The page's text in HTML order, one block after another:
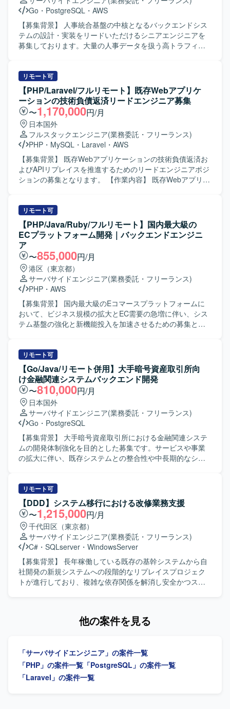
Go ・ PostgreSQL ・ AWS
【募集背景】 人事統合基盤の中核となるバックエンドシス
テムの設計・実装をリードいただけるシニアエンジニアを
募集しております。大量の人事データを扱う高トラフィッ
のバックエンドAPI設計・実装（高トラフィック・大規模デ
ータ対応）を行っていただきます。Webhookなどの到達保
証を伴う非同期連携を含むマイクロサービス間連携の設
計・実装を担当していただきます。SQSやEventBridgeなど
を用いたメッセージキュー・イベント駆動アーキテクチャ
の導入を進めていただきます。10万件規模のCSV入出力な
ど、大量データを扱う非同期Worker構成の設計・実装を行
っていただきます。AWS環境におけるECS、RDS、
ElastiCache、SQSなどを利用したインフラ構築・運用を担
当していただきます。パフォーマンスチューニングや負荷
試験の実施、社員エンジニアへのアーキテクチャ説明や技
す。アーキテクチャの意図や設計判断をわかりやすく説
明・展開できる方を歓迎いたします。トレードオフを整理
しながら現実的な意思決定ができる方や、初期フェーズか
ら長期運用を見据えた拡張性ある設計ができる方にご参画
いただきたいと考えております。 【ポジションの魅力】 高
トラフィックかつ大量データを扱う人事統合基盤の中核シ
ステムにおいて、アーキテクチャ設計から実装、運用まで
一貫して携わることができます。マイクロサービス間連携
やイベント駆動アーキテクチャなどの先進的な技術要素を
活用しながら、長期的なプロジェクトに深く関与していた
だけます。社員エンジニアへの技術展開を通じて、組織全
体の技術力向上にも影響を与えられる環境です。 【開発環
EventBridge、Lambdaなどを利用いたします。データベー
スはRDB（PostgreSQLやAurora MySQLなど）およびRedis
を用いて構成されております。GitHub、Slack、Backlogな
どのツールを利用し、AIアシスタントとしてClaude
Code（Anthropic）を開発・業務に積極的に活用しておりま
す。
リモート可
【PHP/Laravel/フルリモート】既存Webアプリケ
ーションの技術負債返済リードエンジニア募集
〜1,170,000円/月
日本国外
フルスタックエンジニア(業務委託・フリーランス)
PHP ・ MySQL ・ Laravel ・ AWS
【募集背景】 既存Webアプリケーションの技術負債返済お
よびAPIリプレイスを推進するためのリードエンジニアポジ
ションの募集となります。 【作業内容】 既存Webアプリケ
FuelPHP1.8）の仕様解析とAPI化の推進を行っていただき
ます。 クリーンアーキテクチャやDDDに基づくモデル設
計・実装を主導していただきます。 技術的意思決定を担
い、設計・実装水準の底上げを牽引していただきます。 品
質と納期のバランスを見極めたプロジェクト推進をサポー
トしていただきます。 【求める人物像】 技術的な意思決定
を主体的に行いながら、チーム全体の設計力や開発力の底
上げにコミットできる方を求めています。 レガシーコード
と向き合いながら、段階的な改善やAPI化を粘り強く推進で
きる方を求めています。 DDDやクリーンアーキテクチャの
思想を言語化し、チームメンバーに教育・共有できる方が
望ましいです。 【ポジションの魅力】 レガシーなWebアプ
とができます。 DDDやクリーンアーキテクチャを実践しな
がら、チームの技術力向上や開発プロセス改善に直接影響
を与えられるポジションです。 【開発環境】 開発言語は
PHP8系を使用します。 フレームワークはLaravel11系を使
用します。 既存Webアプリケーションは
PHP5.6（CakePHP2、FuelPHP1.8）で構築されています。
データベースはMySQL5.7系を使用します。 インフラは
AWSおよびDockerを利用します。 バージョン管理はGitお
よびGitHubを使用します。 CI/CDはGitHub Actionsを使用し
ます。 ローカル開発環境はDockerおよびDocker Compose
を利用します。 統合開発環境はVisual Studio Codeを使用し
リモート可
【PHP/Java/Ruby/フルリモート】国内最大級の
ECプラットフォーム開発｜バックエンドエンジニ
ア
〜855,000円/月
港区（東京都）
サーバサイドエンジニア(業務委託・フリーランス)
PHP ・ AWS
【募集背景】 国内最大級のEコマースプラットフォームに
おいて、ビジネス規模の拡大とEC需要の急増に伴い、シス
テム基盤の強化と新機能投入を加速させるための募集とな
中心に、機能開発の一気通貫したプロセスを担当していた
だきます。 ご経験や志向性に応じてフロントエンド領域も
お任せいたします。 ユーザーフィードバックに基づく機能
改善やUX向上に取り組んでいただきます。 本番環境のエラ
ー監視やパフォーマンスチューニングを行っていただきま
す。 日常的なリファクタリングを実施していただきます。
クラウドサービス（AWS/GCP等）の活用やコンテナ化な
ど、技術ドリブンな開発環境の整備・改善に取り組んでい
ただきます。 【求める人物像】 ユーザーのためにこだわり
を貫ける方を求めています。 新しい技術や未経験の領域に
も前向きに挑戦し、スピード感を持って吸収できる方を歓
に動ける方を求めています。 すでにある問題を解決するだ
けでなく、プロダクトの課題やコードレベルの課題など、
問題を積極的に見つけていき、自ら解決していける方を求
めています。 常に変わっていく状況を楽しみ、変化に柔軟
に対応していける方を歓迎いたします。 顧客やメンバーの
成長や成功を喜べる方を求めています。 【ポジションの魅
力】 国内最大級のEコマースプラットフォームにおいて、
将来的な10倍の負荷増を見越したスケーラビリティ設計に
携わることができます。 日常的なリファクタリングやコン
テナ化など、技術ドリブンな環境改善が業務に組み込まれ
を高めることができます。 自分のコードが、初めてECを開
ビス（AWS/GCP等）を活用し、コンテナ化など技術ドリブ
ンな開発環境が整備されています。
リモート可
【Go/Java/リモート併用】大手暗号資産取引所向
け金融関連システムバックエンド開発
〜810,000円/月
日本国外
サーバサイドエンジニア(業務委託・フリーランス)
Go ・ PostgreSQL
【募集背景】 大手暗号資産取引所における金融関連システ
ムの開発体制強化を目的とした募集です。サービスや事業
の拡大に伴い、既存システムとの整合性や中長期的なシス
術面から支援し、設計、技術判断、関係者調整、実装を横
断して担えるミドル〜シニアクラスのバックエンドエンジ
ニアを求めております。 【作業内容】 大手暗号資産取引所
における金融関連システムのバックエンド設計・開発を行
っていただきます。クライアントや関係部署と連携した要
件整理、要件定義を行い、ビジネス要件や金融要件から技
術要件への落とし込みを担っていただきます。既存システ
ムを踏まえたアーキテクチャや技術方針の検討、各種サー
ビスや外部システムとのAPI連携、システムの品質、性能、
可用性、信頼性の向上に取り組んでいただきます。技術課
ルギー量が高く前のめりで取り組める方を求めておりま
ュニケーション量が多くレスポンスが早い方、リモート環
境でも進捗や考えを適切に共有できる方、プロジェクトや
チームの成果にコミットできる方を想定しています。設計
と実装の両方に向き合い、異なる専門性を持つ関係者と建
リモート可
【DDD】システム移行における改修業務支援
〜1,215,000円/月
千代田区（東京都）
サーバサイドエンジニア(業務委託・フリーランス)
C# ・ SQLserver ・ WindowsServer
【募集背景】 長年稼働している既存の基幹システムから自
社開発の新規システムへの段階的なリプレイスプロジェク
トが進行しており、複雑な依存関係を解消し安全かつスム
社内ツールとの間で複雑化しているデータ参照の整理や紐
結合度を下げていただきます。また、新システム側に現行
の基幹システムと同等の役割やデータ構造を持つ疑似デー
タベースを構築し、既存の周辺システムの参照先を切り替
えた上で正常に動作するかどうかの確認や検証テストを行
他の案件を見る
「サーバサイドエンジニア」の案件一覧
「PHP」の案件一覧 「PostgreSQL」の案件一覧
「Laravel」の案件一覧